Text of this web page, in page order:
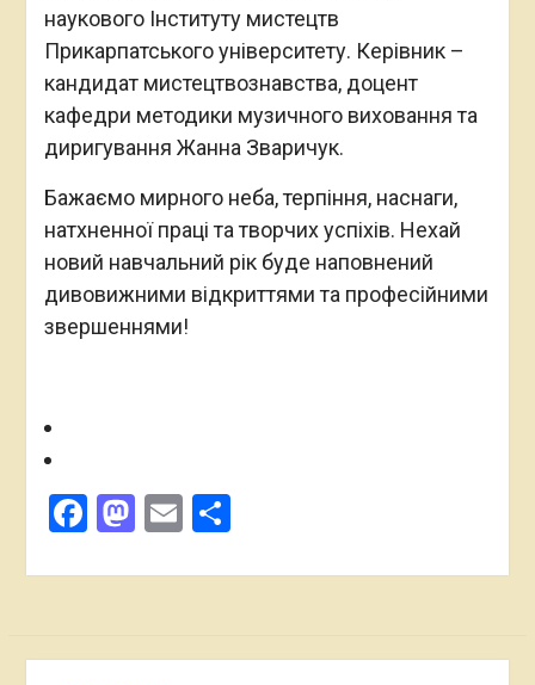
наукового Інституту мистецтв
Прикарпатського університету. Керівник –
кандидат мистецтвознавства, доцент
кафедри методики музичного виховання та
диригування Жанна Зваричук.
Бажаємо мирного неба, терпіння, наснаги,
натхненної праці та творчих успіхів. Нехай
новий навчальний рік буде наповнений
дивовижними відкриттями та професійними
звершеннями!
Facebook
Mastodon
EmailПоділитися